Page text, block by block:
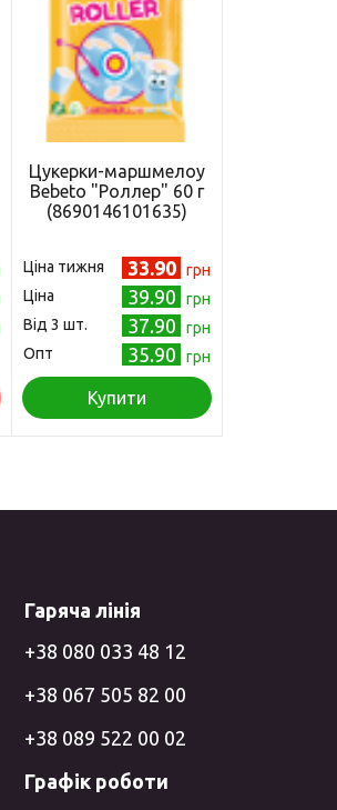
Цукерки-маршмелоу
Bebeto "Роллер" 60 г
(8690146101635)
Ціна тижня 33.90 грн
Ціна
39.90
грн
Від 3 шт.
37.90
грн
Опт
35.90 грн
Купити
Гаряча лінія
+38 080 033 48 12
+38 067 505 82 00
+38 089 522 00 02
Графік роботи